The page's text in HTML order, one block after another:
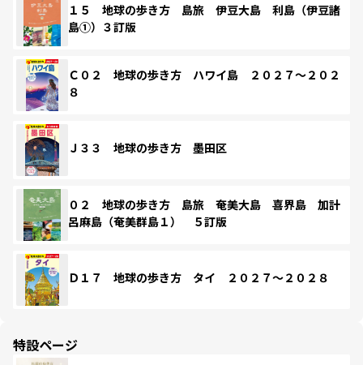
１５ 地球の歩き方 島旅 伊豆大島 利島（伊豆諸
島①）３訂版
Ｃ０２ 地球の歩き方 ハワイ島 ２０２７～２０２
８
Ｊ３３ 地球の歩き方 墨田区
０２ 地球の歩き方 島旅 奄美大島 喜界島 加計
呂麻島（奄美群島１） ５訂版
Ｄ１７ 地球の歩き方 タイ ２０２７～２０２８
特設ページ